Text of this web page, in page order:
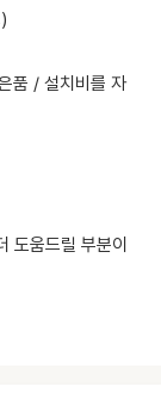
품 / 설치비를 자
도움드릴 부분이